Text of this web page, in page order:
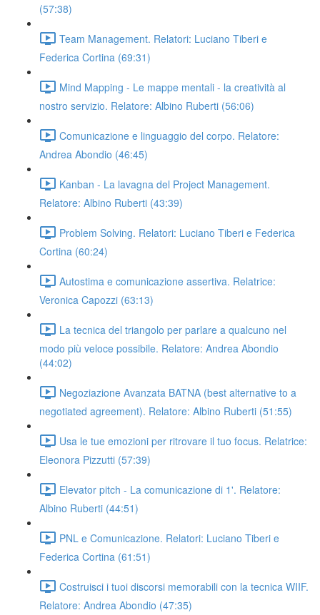
(57:38)
Team Management. Relatori: Luciano Tiberi e
Federica Cortina (69:31)
Mind Mapping - Le mappe mentali - la creatività al
nostro servizio. Relatore: Albino Ruberti (56:06)
Comunicazione e linguaggio del corpo. Relatore:
Andrea Abondio (46:45)
Kanban - La lavagna del Project Management.
Relatore: Albino Ruberti (43:39)
Problem Solving. Relatori: Luciano Tiberi e Federica
Cortina (60:24)
Autostima e comunicazione assertiva. Relatrice:
Veronica Capozzi (63:13)
La tecnica del triangolo per parlare a qualcuno nel
modo più veloce possibile. Relatore: Andrea Abondio
(44:02)
Negoziazione Avanzata BATNA (best alternative to a
negotiated agreement). Relatore: Albino Ruberti (51:55)
Usa le tue emozioni per ritrovare il tuo focus. Relatrice:
Eleonora Pizzutti (57:39)
Elevator pitch - La comunicazione di 1'. Relatore:
Albino Ruberti (44:51)
PNL e Comunicazione. Relatori: Luciano Tiberi e
Federica Cortina (61:51)
Costruisci i tuoi discorsi memorabili con la tecnica WIIF.
Relatore: Andrea Abondio (47:35)